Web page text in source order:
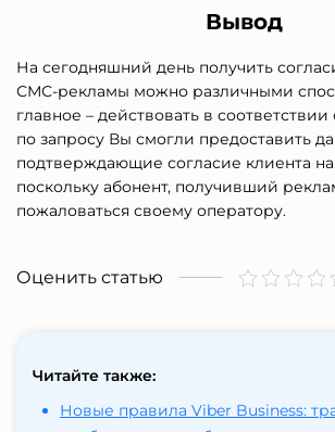
Вывод
На сегодняшний день получить
СМС-рекламы можно различными
главное – действовать в
по запросу Вы смогли предоставить
подтверждающие согласие клиента
поскольку абонент, получивший
пожаловаться своему оператору.
Оценить статью
Читайте также:
Новые правила Viber Business: